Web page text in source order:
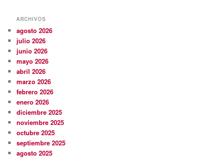
ARCHIVOS
agosto 2026
julio 2026
junio 2026
mayo 2026
abril 2026
marzo 2026
febrero 2026
enero 2026
diciembre 2025
noviembre 2025
octubre 2025
septiembre 2025
agosto 2025